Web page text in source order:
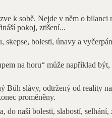
k sobě. Nejde v něm o bilanci
pokoj, ztišení...
bolesti, únavy a
na horu“ může například
Bůh slávy, odtržený od reality
proměněny.
do naší bolesti, slabostí,